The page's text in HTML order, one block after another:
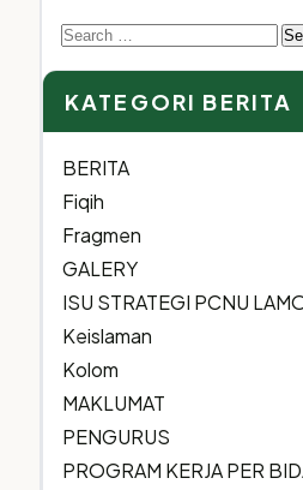
Search
for:
KATEGORI BERITA
BERITA
Fiqih
Fragmen
GALERY
ISU STRATEGI PCNU
Keislaman
Kolom
MAKLUMAT
PENGURUS
PROGRAM KERJA PER